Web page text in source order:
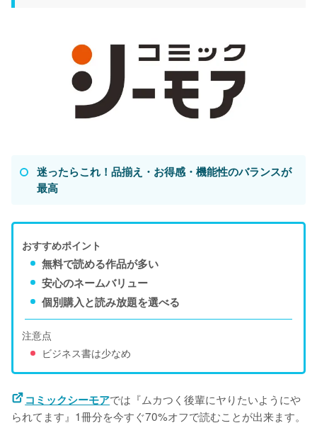
迷ったらこれ！品揃え・お得感・機能性のバランスが
最高
おすすめポイント
無料で読める作品が多い
安心のネームバリュー
個別購入と読み放題を選べる
注意点
ビジネス書は少なめ
コミックシーモアでは『ムカつく後輩にヤりたいようにや
られてます』1冊分を今すぐ70%オフで読むことが出来ます。